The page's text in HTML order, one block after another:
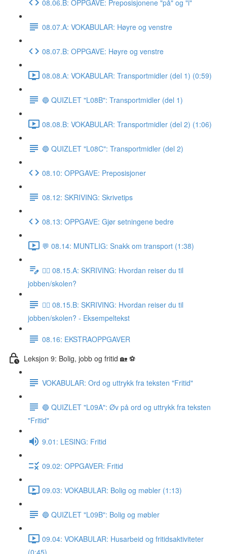
08.06.B: OPPGAVE: Preposisjonene "på" og "i"
08.07.A: VOKABULAR: Høyre og venstre
08.07.B: OPPGAVE: Høyre og venstre
08.08.A: VOKABULAR: Transportmidler (del 1) (0:59)
🔵 QUIZLET "L08B": Transportmidler (del 1)
08.08.B: VOKABULAR: Transportmidler (del 2) (1:06)
🔵 QUIZLET "L08C": Transportmidler (del 2)
08.10: OPPGAVE: Preposisjoner
08.12: SKRIVING: Skrivetips
08.13: OPPGAVE: Gjør setningene bedre
💬 08.14: MUNTLIG: Snakk om transport (1:38)
✍🏼 08.15.A: SKRIVING: Hvordan reiser du til
jobben/skolen?
✍🏼 08.15.B: SKRIVING: Hvordan reiser du til
jobben/skolen? - Eksempeltekst
08.16: EKSTRAOPPGAVER
Leksjon 9: Bolig, jobb og fritid 🏡 ⚽️
VOKABULAR: Ord og uttrykk fra teksten "Fritid"
🔵 QUIZLET "L09A": Øv på ord og uttrykk fra teksten
"Fritid"
9.01: LESING: Fritid
09.02: OPPGAVER: Fritid
09.03: VOKABULAR: Bolig og møbler (1:13)
🔵 QUIZLET "L09B": Bolig og møbler
09.04: VOKABULAR: Husarbeid og fritidsaktiviteter
(0:45)